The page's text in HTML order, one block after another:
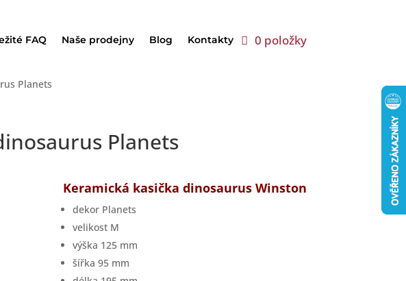
FAQ Naše prodejny Blog Kontakty 0 položky
Planets
Planets
Keramická kasička dinosaurus Winston
dekor Planets
velikost M
výška 125 mm
šířka 95 mm